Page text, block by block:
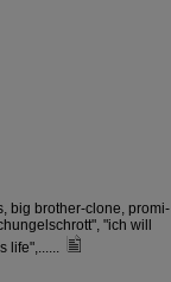
big brother-clone, promi-
"ich will
life",......